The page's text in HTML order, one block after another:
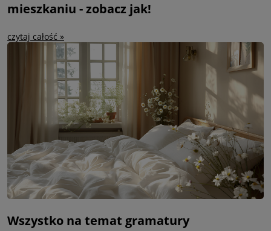
mieszkaniu - zobacz jak!
czytaj całość »
Wszystko na temat gramatury